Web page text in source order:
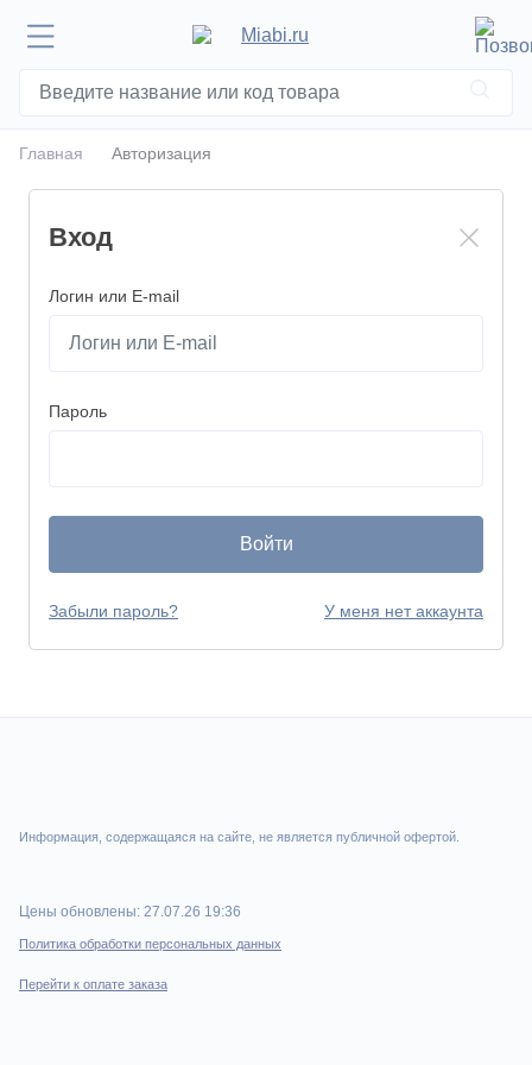
Главная Авторизация
Вход
Логин или E-mail
Пароль
Войти
Забыли пароль? У меня нет аккаунта
Информация, содержащаяся на сайте, не является публичной офертой.
Цены обновлены: 27.07.26 19:36
Политика обработки персональных данных
Перейти к оплате заказа